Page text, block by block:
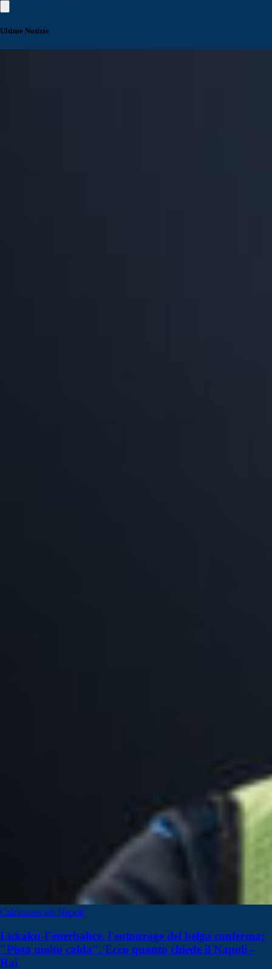
Ultime Notizie
Calciomercato Napoli
Lukaku-Fenerbahce, l'entourage del belga conferma:
"Pista molto calda". Ecco quanto chiede il Napoli -
Rai